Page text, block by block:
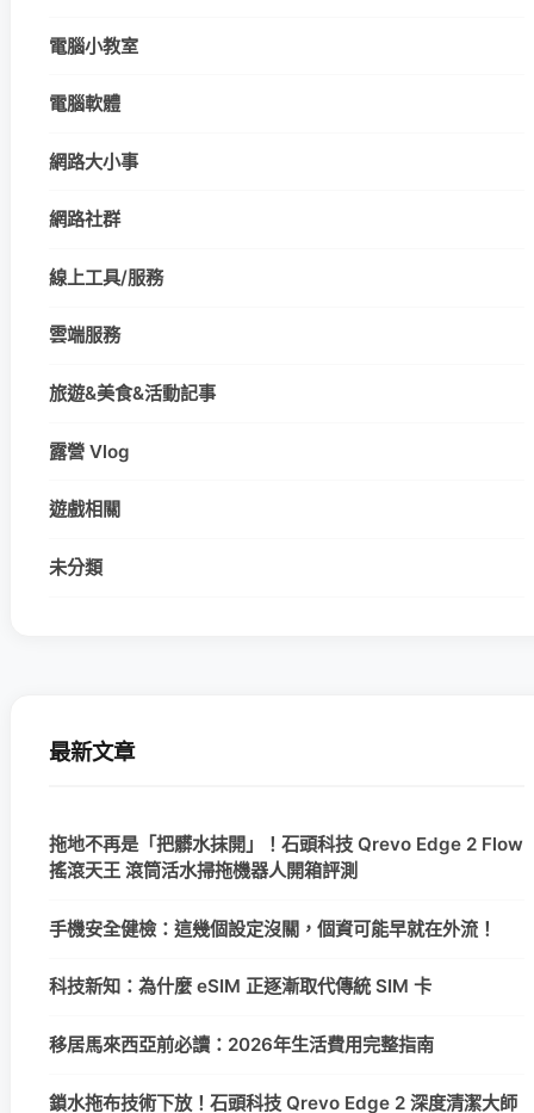
電腦小教室
電腦軟體
網路大小事
網路社群
線上工具/服務
雲端服務
旅遊&美食&活動記事
露營 Vlog
遊戲相關
未分類
最新文章
拖地不再是「把髒水抹開」！石頭科技 Qrevo Edge 2 Flow
搖滾天王 滾筒活水掃拖機器人開箱評測
手機安全健檢：這幾個設定沒關，個資可能早就在外流！
科技新知：為什麼 eSIM 正逐漸取代傳統 SIM 卡
移居馬來西亞前必讀：2026年生活費用完整指南
鎖水拖布技術下放！石頭科技 Qrevo Edge 2 深度清潔大師